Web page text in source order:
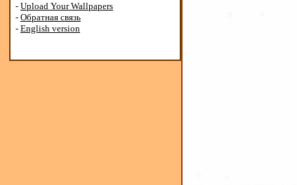
- Upload Your Wallpapers
- Обратная связь
- English version